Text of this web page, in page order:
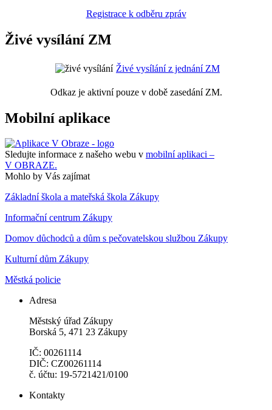
Registrace k odběru zpráv
Živé vysílání ZM
Živé vysílání z jednání ZM
Odkaz je aktivní pouze v době zasedání ZM.
Mobilní aplikace
Sledujte informace z našeho webu v mobilní aplikaci –
V OBRAZE.
Mohlo by Vás zajímat
Základní škola a mateřská škola Zákupy
Informační centrum Zákupy
Domov důchodců a dům s pečovatelskou službou Zákupy
Kulturní dům Zákupy
Městká policie
Adresa
Městský úřad Zákupy
Borská 5, 471 23 Zákupy
IČ: 00261114
DIČ: CZ00261114
č. účtu: 19-5721421/0100
Kontakty